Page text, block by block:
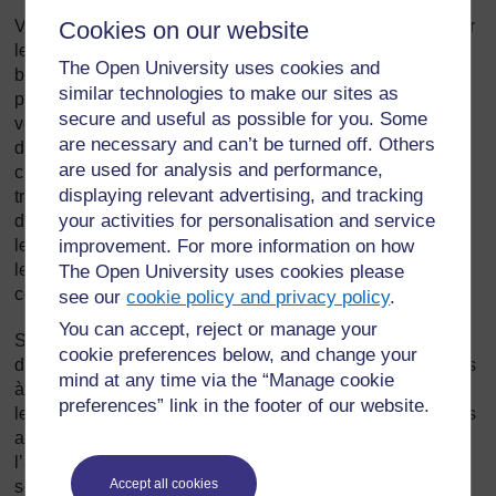
Cookies on our website
The Open University uses cookies and
similar technologies to make our sites as
secure and useful as possible for you. Some
are necessary and can’t be turned off. Others
are used for analysis and performance,
displaying relevant advertising, and tracking
your activities for personalisation and service
improvement. For more information on how
The Open University uses cookies please
see ourcookie policy and privacy policy.
You can accept, reject or manage your
cookie preferences below, and change your
mind at any time via the “Manage cookie
preferences” link in the footer of our website.
Accept all cookies
Vous pourriez donner des rôles à vos élèves et leur donner
le temps de réfléchir à la petite scène qu’ils vont jouer ou
bien simplement leur demander de le faire sans
préparation. Vous devrez essayer les deux méthodes pour
voir quels sont leurs avantages respectifs. Vous pourriez
demander à un seul groupe de jouer devant le reste de la
classe, ou bien vous pourriez laisser toute la classe
travailler à la fois, en petits groupes (aucun groupe n’aura
de public). Vous pourriez répartir vos élèves en groupes et
leur demander de choisir eux-mêmes leurs rôles avant de
leur donner le temps d’explorer la manière de résoudre le
conflit.
Si vous avez une classe à grand effectif ou une petite salle
de classe, vous devrez peut-être autoriser certains groupes
à travailler dehors. Ces élèves doivent être conscients de
leurs responsabilités, être raisonnables et ne pas gêner les
autres classes qui travaillent, mais bien entendu pendant
l’activité vous circulerez et vous leur apporterez votre
soutien. Vous devrez réfléchir au type de retour que les